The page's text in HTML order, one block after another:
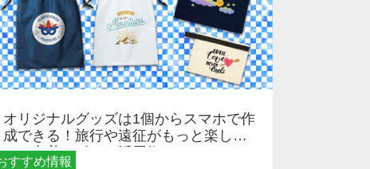
すすめ情報
オリジナルグッズは1個からスマホで作
成できる！旅行や遠征がもっと楽しく
なる巾着＆ポーチ活用術